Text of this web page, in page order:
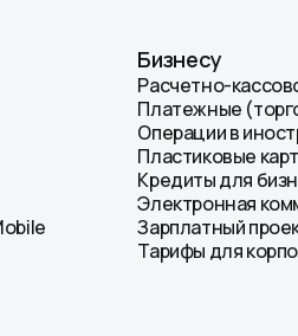
Бизнесу
Расчетно-
Платежные
Операции в
Пластиковые
Кредиты для
Электронная
Зарплатный
Тарифы для